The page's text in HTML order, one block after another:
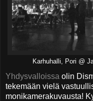
Karhuhalli, Pori @
Yhdysvalloissa olin
tekemään vielä
monikamerakuvausta!